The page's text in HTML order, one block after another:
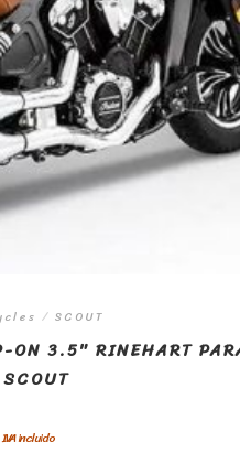
/ SCOUT
3.5″ RINEHART
IVA incluido